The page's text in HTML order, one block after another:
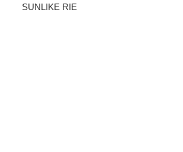
SUNLIKE RIE